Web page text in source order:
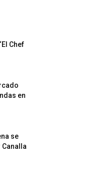
Chef
en
se